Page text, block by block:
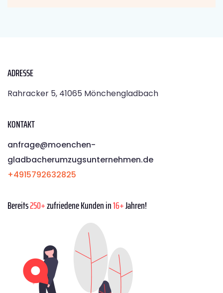
ADRESSE
Rahracker 5, 41065 Mönchengladbach
KONTAKT
anfrage@moenchen­
gladbacherumzugsunternehmen.de
+4915792632825
Bereits250+zufriedene Kunden in16+Jahren!